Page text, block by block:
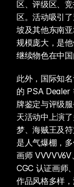
区、评级区、
区。活动吸引
坡及其他东南
规模庞大，是
继续物色在中
此外，国际知
的 PSA Dealer
牌鉴定与评级
天活动中上演
梦、海贼王及
是人气爆棚，
画师
CGC 认证画师
作品风格多样